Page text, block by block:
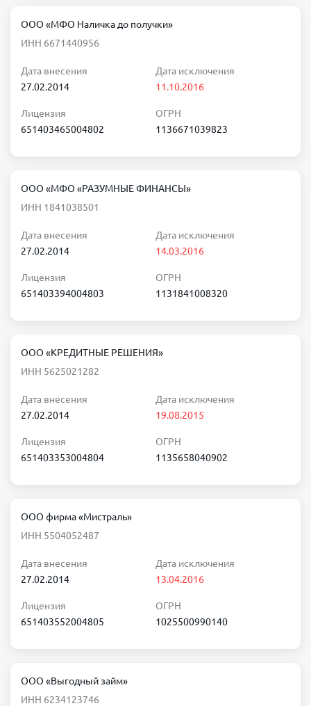
ООО «МФО Наличка до получки»
ИНН 6671440956
Дата внесения
27.02.2014
Дата исключения
11.10.2016
Лицензия
651403465004802
ОГРН
1136671039823
ООО «МФО «РАЗУМНЫЕ ФИНАНСЫ»
ИНН 1841038501
Дата внесения
27.02.2014
Дата исключения
14.03.2016
Лицензия
651403394004803
ОГРН
1131841008320
ООО «КРЕДИТНЫЕ РЕШЕНИЯ»
ИНН 5625021282
Дата внесения
27.02.2014
Дата исключения
19.08.2015
Лицензия
651403353004804
ОГРН
1135658040902
ООО фирма «Мистраль»
ИНН 5504052487
Дата внесения
27.02.2014
Дата исключения
13.04.2016
Лицензия
651403552004805
ОГРН
1025500990140
ООО «Выгодный займ»
ИНН 6234123746